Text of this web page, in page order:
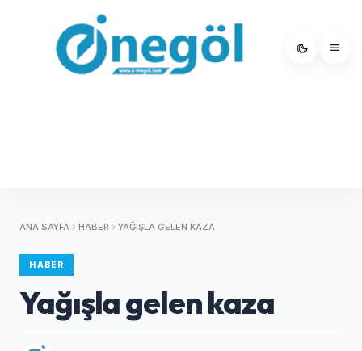
ANA SAYFA HABER YAĞIŞLA GELEN KAZA
HABER
Yağışla gelen kaza